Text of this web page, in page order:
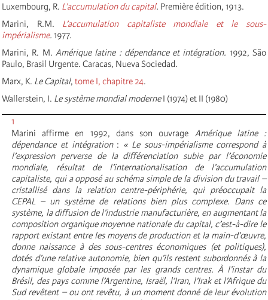
Luxembourg, R. L’accumulation du capital. Première édition, 1913.
Marini, R.M. L’accumulation capitaliste mondiale et le sous-
impérialisme. 1977.
Marini, R. M. Amérique latine : dépendance et intégration. 1992, São
Paulo, Brasil Urgente. Caracas, Nueva Sociedad.
Marx, K. Le Capital, tome I, chapitre 24.
Wallerstein, I. Le système mondial moderneI (1974) et II (1980)
1
Marini affirme en 1992, dans son ouvrage Amérique latine :
dépendance et intégration : « Le sous-impérialisme correspond à
l’expression perverse de la différenciation subie par l’économie
mondiale, résultat de l’internationalisation de l’accumulation
capitaliste, qui a opposé au schéma simple de la division du travail –
cristallisé dans la relation centre-périphérie, qui préoccupait la
CEPAL – un système de relations bien plus complexe. Dans ce
système, la diffusion de l’industrie manufacturière, en augmentant la
composition organique moyenne nationale du capital, c’est-à-dire le
rapport existant entre les moyens de production et la main-d’œuvre,
donne naissance à des sous-centres économiques (et politiques),
dotés d’une relative autonomie, bien qu’ils restent subordonnés à la
dynamique globale imposée par les grands centres. À l’instar du
Brésil, des pays comme l’Argentine, Israël, l’Iran, l’Irak et l’Afrique du
Sud revêtent – ou ont revêtu, à un moment donné de leur évolution